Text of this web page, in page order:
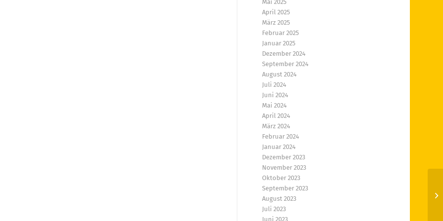
Mai 2025
April 2025
März 2025
Februar 2025
Januar 2025
Dezember 2024
September 2024
August 2024
Juli 2024
Juni 2024
Mai 2024
April 2024
März 2024
Februar 2024
Januar 2024
Dezember 2023
November 2023
Oktober 2023
September 2023
August 2023
Juli 2023
Juni 2023